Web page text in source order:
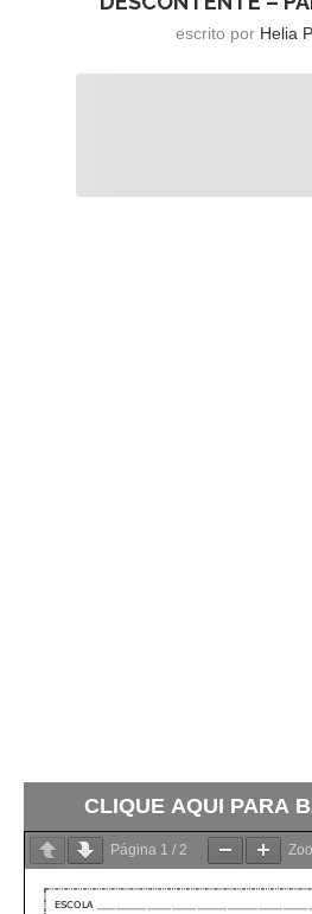
escrito por Helia
CLIQUE AQUI PARA
Página 1 / 2